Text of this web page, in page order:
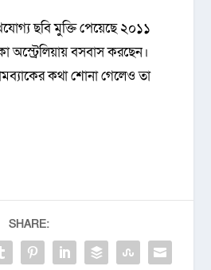
ছবি মুক্তি পেয়েছে ২০১১
অস্ট্রেলিয়ায় বসবাস করছেন।
কথা শোনা গেলেও তা
SHARE: